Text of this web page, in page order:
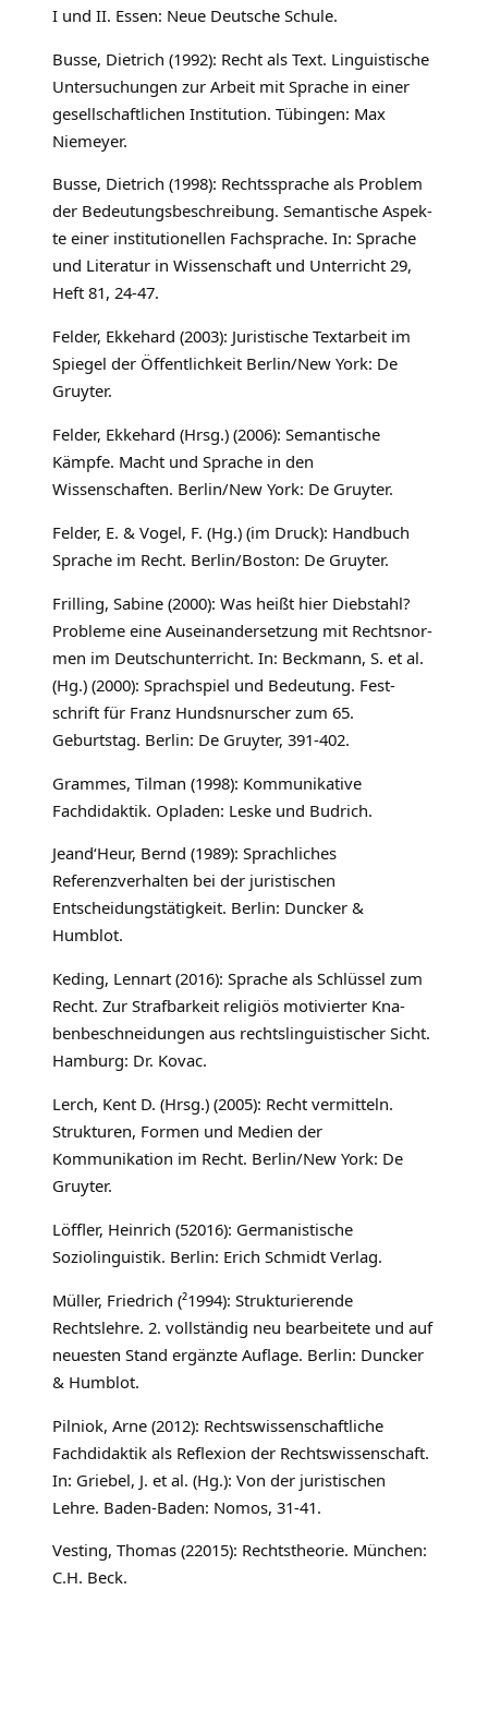
I und II. Essen: Neue Deutsche Schule.
Busse, Dietrich (1992): Recht als Text. Linguistische
Untersuchungen zur Arbeit mit Sprache in einer
gesellschaftlichen Institution. Tübingen: Max
Niemeyer.
Busse, Dietrich (1998): Rechtssprache als Problem
der Bedeutungsbeschreibung. Semantische Aspek-
te einer institutionellen Fachsprache. In: Sprache
und Literatur in Wissenschaft und Unterricht 29,
Heft 81, 24-47.
Felder, Ekkehard (2003): Juristische Textarbeit im
Spiegel der Öffentlichkeit Berlin/New York: De
Gruyter.
Felder, Ekkehard (Hrsg.) (2006): Semantische
Kämpfe. Macht und Sprache in den
Wissenschaften. Berlin/New York: De Gruyter.
Felder, E. & Vogel, F. (Hg.) (im Druck): Handbuch
Sprache im Recht. Berlin/Boston: De Gruyter.
Frilling, Sabine (2000): Was heißt hier Diebstahl?
Probleme eine Auseinandersetzung mit Rechtsnor-
men im Deutschunterricht. In: Beckmann, S. et al.
(Hg.) (2000): Sprachspiel und Bedeutung. Fest-
schrift für Franz Hundsnurscher zum 65.
Geburtstag. Berlin: De Gruyter, 391-402.
Grammes, Tilman (1998): Kommunikative
Fachdidaktik. Opladen: Leske und Budrich.
Jeand‘Heur, Bernd (1989): Sprachliches
Referenzverhalten bei der juristischen
Entscheidungstätigkeit. Berlin: Duncker &
Humblot.
Keding, Lennart (2016): Sprache als Schlüssel zum
Recht. Zur Strafbarkeit religiös motivierter Kna-
benbeschneidungen aus rechtslinguistischer Sicht.
Hamburg: Dr. Kovac.
Lerch, Kent D. (Hrsg.) (2005): Recht vermitteln.
Strukturen, Formen und Medien der
Kommunikation im Recht. Berlin/New York: De
Gruyter.
Löffler, Heinrich (52016): Germanistische
Soziolinguistik. Berlin: Erich Schmidt Verlag.
Müller, Friedrich (²1994): Strukturierende
Rechtslehre. 2. vollständig neu bearbeitete und auf
neuesten Stand ergänzte Auflage. Berlin: Duncker
& Humblot.
Pilniok, Arne (2012): Rechtswissenschaftliche
Fachdidaktik als Reflexion der Rechtswissenschaft.
In: Griebel, J. et al. (Hg.): Von der juristischen
Lehre. Baden-Baden: Nomos, 31-41.
Vesting, Thomas (22015): Rechtstheorie. München:
C.H. Beck.